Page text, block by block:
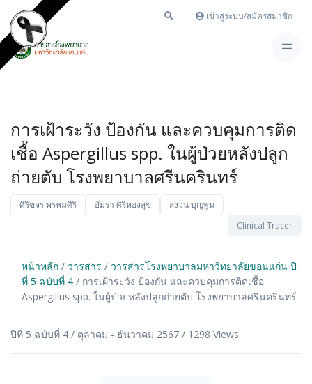
เข้าสู่ระบบ/สมัครสมาชิก
การเฝ้าระวัง ป้องกัน และควบคุมการติด
เชื้อ Aspergillus spp. ในผู้ป่วยหลังปลูก
ถ่ายตับ โรงพยาบาลศรีนครินทร์
ศิริขจร พรหมศิริ อัมรา ศิริทองสุข
สงวน บุญพูน
Clinical Tracer
หน้าหลัก / วารสาร / วารสารโรงพยาบาลมหาวิทยาลัยขอนแก่น ปี
ที่ 5 ฉบับที่ 4 / การเฝ้าระวัง ป้องกัน และควบคุมการติดเชื้อ
Aspergillus spp. ในผู้ป่วยหลังปลูกถ่ายตับ โรงพยาบาลศรีนครินทร์
ปีที่ 5 ฉบับที่ 4 / ตุลาคม - ธันวาคม 2567 / 1298 Views